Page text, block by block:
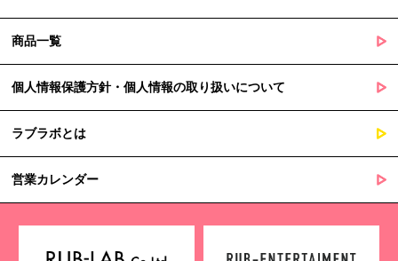
商品一覧
個人情報保護方針・個人情報の取り扱いについて
ラブラボとは
営業カレンダー